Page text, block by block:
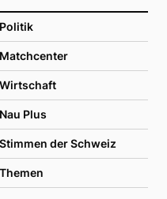
Politik
Matchcenter
Wirtschaft
Nau Plus
Stimmen der Schweiz
Themen